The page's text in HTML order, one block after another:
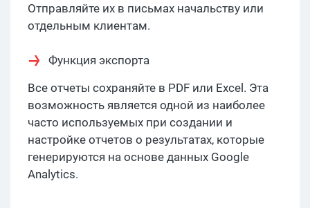
Отправляйте их в письмах начальству или
отдельным клиентам.
Функция экспорта
Все отчеты сохраняйте в PDF или Excel. Эта
возможность является одной из наиболее
часто используемых при создании и
настройке отчетов о результатах, которые
генерируются на основе данных Google
Analytics.